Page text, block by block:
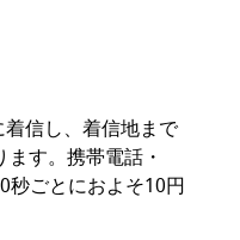
信し、着信地まで
す。携帯電話・
秒ごとにおよそ10円